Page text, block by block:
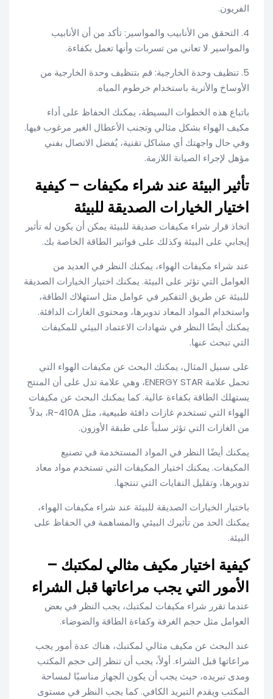
الفريون.
4. التحقق من الأنابيب والمواسير: تأكد من أن الأنابيب
والمواسير لا تعاني من تسربات وأنها تعمل بكفاءة.
5. تنظيف وحدة الخارجية: قم بتنظيف وحدة الخارجية من
الأوساخ والأتربة باستخدام خرطوم المياه.
باتباع هذه الخطوات البسيطة، يمكنك الحفاظ على أداء
مكيف الهواء بشكل مثالي وتجنب الأعطال الغير مرغوب فيها.
وفي حال واجهتك أي مشاكل تقنية، يُفضل الاتصال بفني
مؤهل لإجراء الصيانة اللازمة.
تأثير البيئة عند شراء مكيفات – كيفية
اختيار الخيارات الصديقة للبيئة
اتخاذ قرار شراء مكيفات صديقة للبيئة يمكن أن يكون له تأثير
إيجابي على البيئة وكذلك على فواتير الطاقة الخاصة بك.
عند شراء مكيفات الهواء، يمكنك النظر في العديد من
العوامل التي تؤثر على البيئة. يمكنك اختيار الخيارات الصديقة
للبيئة عن طريق التفكير في عوامل مثل استهلاك الطاقة،
واستخدام المواد المعاد تدويرها، ومحتوى الغازات الدافئة.
يمكنك أيضًا النظر في شهادات الاعتماد البيئي للمكيفات
التي تبحث عنها.
على سبيل المثال، يمكنك البحث عن مكيفات الهواء التي
تحمل علامة ENERGY STAR، وهي علامة تدل على أن المنتج
يستهلك الطاقة بكفاءة عالية. كما يمكنك البحث عن مكيفات
الهواء التي تستخدم غازات دافئة طبيعية، مثل R-410A، بدلاً
من الغازات التي تؤثر سلباً على طبقة الأوزون.
يمكنك أيضًا النظر في المواد المستخدمة في تصنيع
المكيفات. يمكنك اختيار المكيفات التي تستخدم مواد معاد
تدويرها، وتقليل النفايات التي تنتجها.
باختيار الخيارات الصديقة للبيئة عند شراء مكيفات الهواء،
يمكنك الحد من تأثيرك البيئي والمساهمة في الحفاظ على
البيئة.
كيفية اختيار مكيف مثالي لمكتبك –
الأمور التي يجب مراعاتها قبل الشراء
عندما تقرر شراء مكيفات لمكتبك، يجب النظر في بعض
العوامل مثل حجم الغرفة وكفاءة الطاقة والضوضاء.
عند البحث عن مكيف مثالي لمكتبك، هناك عدة أمور يجب
مراعاتها قبل الشراء. أولاً، يجب أن تنظر إلى حجم المكتب
ومدى تبريده، حيث يجب أن يكون الجهاز مناسبًا لمساحة
المكتب ويقدم التبريد الكافي. كما يجب النظر في مستوى